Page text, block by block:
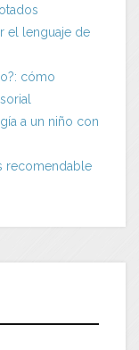
el lenguaje de
cómo
a un niño con
recomendable